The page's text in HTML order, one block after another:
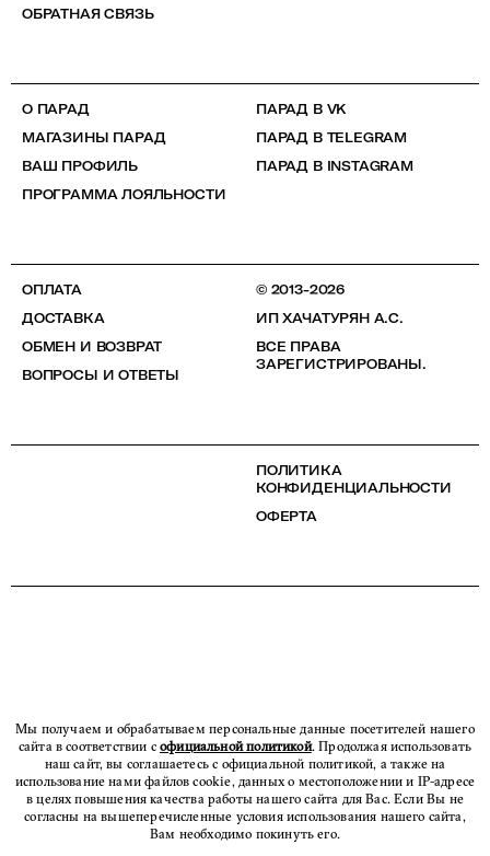
ОБРАТНАЯ СВЯЗЬ
О ПАРАД
МАГАЗИНЫ ПАРАД
ВАШ ПРОФИЛЬ
ПРОГРАММА ЛОЯЛЬНОСТИ
ПАРАД В VK
ПАРАД В TELEGRAM
ПАРАД В INSTAGRAM
ОПЛАТА
ДОСТАВКА
ОБМЕН И ВОЗВРАТ
ВОПРОСЫ И ОТВЕТЫ
© 2013-2026
ИП ХАЧАТУРЯН А.С.
ВСЕ ПРАВА
ЗАРЕГИСТРИРОВАНЫ.
ПОЛИТИКА
КОНФИДЕНЦИАЛЬНОСТИ
ОФЕРТА
Мы получаем и обрабатываем персональные данные посетителей нашего
сайта в соответствии софициальной политикой. Продолжая использовать
наш сайт, вы соглашаетесь с официальной политикой, а также на
использование нами файлов cookie, данных о местоположении и IP-адресе
в целях повышения качества работы нашего сайта для Вас. Если Вы не
согласны на вышеперечисленные условия использования нашего сайта,
Вам необходимо покинуть его.